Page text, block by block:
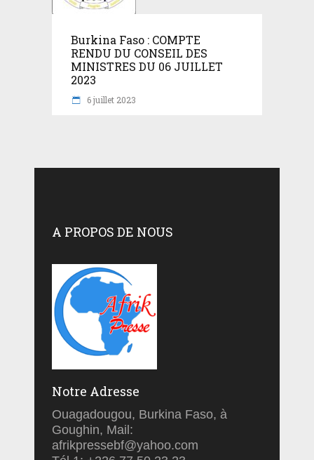
Burkina Faso : COMPTE
RENDU DU CONSEIL DES
MINISTRES DU 06 JUILLET
2023
6 juillet 2023
A PROPOS DE NOUS
Notre Adresse
Ouagadougou, Burkina Faso, à
Goughin, Mail:
afrikpressebf@yahoo.com